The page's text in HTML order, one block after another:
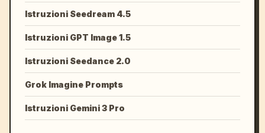
Istruzioni Seedream 4.5
Istruzioni GPT Image 1.5
Istruzioni Seedance 2.0
Grok Imagine Prompts
Istruzioni Gemini 3 Pro